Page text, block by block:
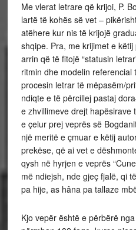
Me vlerat letrare që krijoi, P.
lartë të kohës së vet –
atëhere kur nis të krijojë
shqipe. Pra, me krijimet e
arrin që të fitojë “statusin
ritmin dhe modelin referencial
procesin letrar të mëpasëm/
ndiqte e të përcillej pastaj
e zhvillimeve drejt hapësirave
e çelur prej veprës së
një meritë e çmuar e këtij
prekëse, që ai vet e
qysh në hyrjen e veprës
më ndiejsh, nde gjeç fjalë, qi
pa hije, as hâna pa tallaze
Kjo vepër është e përbërë